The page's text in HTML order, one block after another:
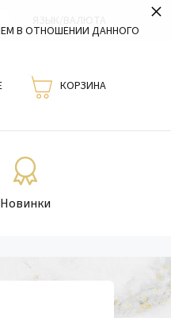
КОРЗИНА
Новинки
В ОТНОШЕНИИ ДАННОГО
×